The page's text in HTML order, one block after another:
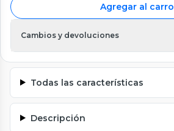
Agregar al carro
Cambios y devoluciones
Todas las características
Descripción